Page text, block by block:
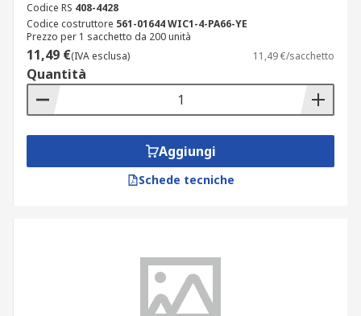
Codice RS 408-4428
Codice costruttore 561-01644 WIC1-4-PA66-YE
Prezzo per 1 sacchetto da 200 unità
11,49 €(IVA esclusa) 11,49 €/sacchetto
Quantità
Aggiungi
Schede tecniche